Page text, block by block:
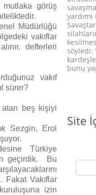
mutlaka görüş
Müdürlüğü
vakıflar
defterleri
vakıf
sürer?
atan beş kişiyi
Sezgin, Erol
Türkiye
geçirdik. Bu
Fakat Vakıflar
izin
söyledi:
bunu
Site